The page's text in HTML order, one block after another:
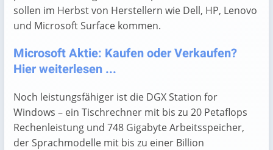
sollen im Herbst von Herstellern wie Dell, HP, Lenovo
und Microsoft Surface kommen.
Microsoft Aktie: Kaufen oder Verkaufen?
Hier weiterlesen ...
Noch leistungsfähiger ist die DGX Station for
Windows – ein Tischrechner mit bis zu 20 Petaflops
Rechenleistung und 748 Gigabyte Arbeitsspeicher,
der Sprachmodelle mit bis zu einer Billion